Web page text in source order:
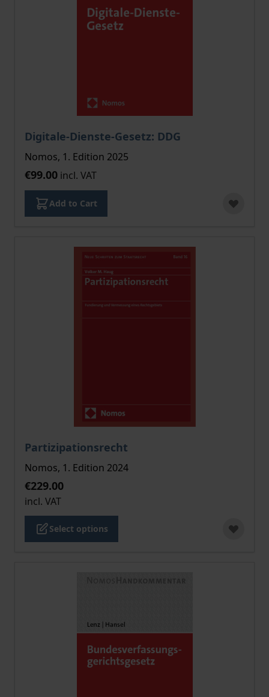
Digitale-Dienste-Gesetz: DDG
Nomos, 1. Edition 2025
€99.00 incl. VAT
Add to Cart
Partizipationsrecht
The price depends on the options chosen on the
Nomos, 1. Edition 2024
€229.00
incl. VAT
Select options